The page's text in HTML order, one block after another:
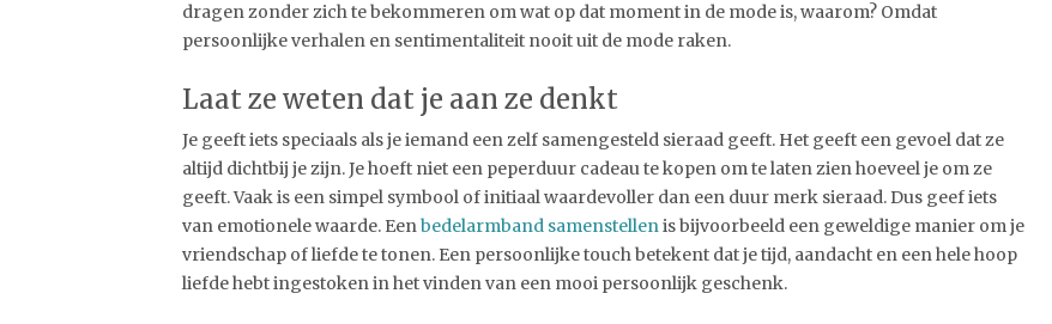
dragen zonder zich te bekommeren om wat op dat moment in de mode is, waarom? Omdat
persoonlijke verhalen en sentimentaliteit nooit uit de mode raken.
Laat ze weten dat je aan ze denkt
Je geeft iets speciaals als je iemand een zelf samengesteld sieraad geeft. Het geeft een gevoel dat ze
altijd dichtbij je zijn. Je hoeft niet een peperduur cadeau te kopen om te laten zien hoeveel je om ze
geeft. Vaak is een simpel symbool of initiaal waardevoller dan een duur merk sieraad. Dus geef iets
van emotionele waarde. Eenbedelarmband samenstellenis bijvoorbeeld een geweldige manier om je
vriendschap of liefde te tonen. Een persoonlijke touch betekent dat je tijd, aandacht en een hele hoop
liefde hebt ingestoken in het vinden van een mooi persoonlijk geschenk.